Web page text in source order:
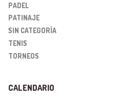
PADEL
PATINAJE
SIN CATEGORÍA
TENIS
TORNEOS
CALENDARIO